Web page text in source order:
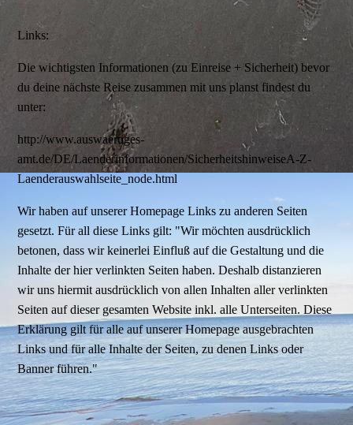
Links:
Die wichtigsten Informationen (zu Einreise + Sicherheit) bevor
du deine nächste Reise zusammen mit uns planst findest du
unter:
http://www.auswaertiges-
amt.de/DE/Laenderinformationen/SicherheitshinweiseA-Z-
Laenderauswahlseite_node.html
Wir haben auf unserer Homepage Links zu anderen Seiten
gesetzt. Für all diese Links gilt: "Wir möchten ausdrücklich
betonen, dass wir keinerlei Einfluß auf die Gestaltung und die
Inhalte der hier verlinkten Seiten haben. Deshalb distanzieren
wir uns hiermit ausdrücklich von allen Inhalten aller verlinkten
Seiten auf dieser gesamten Website inkl. alle Unterseiten. Diese
Erklärung gilt für alle auf unserer Homepage ausgebrachten
Links und für alle Inhalte der Seiten, zu denen Links oder
Banner führen."